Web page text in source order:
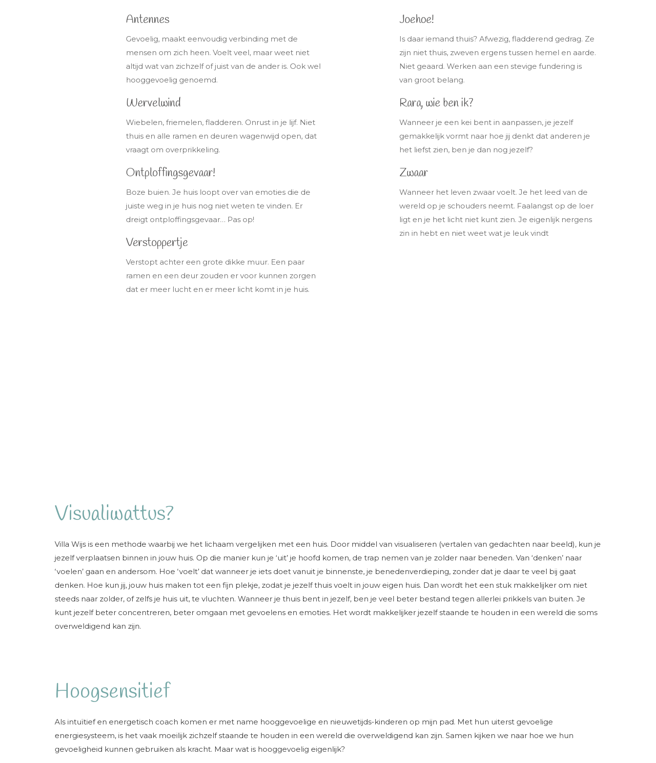
Antennes
Gevoelig, maakt eenvoudig verbinding met de
mensen om zich heen. Voelt veel, maar weet niet
altijd wat van zichzelf of juist van de ander is. Ook wel
hooggevoelig genoemd.
Wervelwind
Wiebelen, friemelen, fladderen. Onrust in je lijf. Niet
thuis en alle ramen en deuren wagenwijd open, dat
vraagt om overprikkeling.
Ontploffingsgevaar!
Boze buien. Je huis loopt over van emoties die de
juiste weg in je huis nog niet weten te vinden. Er
dreigt ontploffingsgevaar… Pas op!
Verstoppertje
Verstopt achter een grote dikke muur. Een paar
ramen en een deur zouden er voor kunnen zorgen
dat er meer lucht en er meer licht komt in je huis.
Joehoe!
Is daar iemand thuis? Afwezig, fladderend gedrag. Ze
zijn niet thuis, zweven ergens tussen hemel en aarde.
Niet geaard. Werken aan een stevige fundering is
van groot belang.
Rara, wie ben ik?
Wanneer je een kei bent in aanpassen, je jezelf
gemakkelijk vormt naar hoe jij denkt dat anderen je
het liefst zien, ben je dan nog jezelf?
Zwaar
Wanneer het leven zwaar voelt. Je het leed van de
wereld op je schouders neemt. Faalangst op de loer
ligt en je het licht niet kunt zien. Je eigenlijk nergens
zin in hebt en niet weet wat je leuk vindt
Visualiwattus?
Villa Wijs is een methode waarbij we het lichaam vergelijken met een huis. Door middel van visualiseren (vertalen van gedachten naar beeld), kun je
jezelf verplaatsen binnen in jouw huis. Op die manier kun je ‘uit’ je hoofd komen, de trap nemen van je zolder naar beneden. Van ‘denken’ naar
‘voelen’ gaan en andersom. Hoe ‘voelt’ dat wanneer je iets doet vanuit je binnenste, je benedenverdieping, zonder dat je daar te veel bij gaat
denken. Hoe kun jij, jouw huis maken tot een fijn plekje, zodat je jezelf thuis voelt in jouw eigen huis. Dan wordt het een stuk makkelijker om niet
steeds naar zolder, of zelfs je huis uit, te vluchten. Wanneer je thuis bent in jezelf, ben je veel beter bestand tegen allerlei prikkels van buiten. Je
kunt jezelf beter concentreren, beter omgaan met gevoelens en emoties. Het wordt makkelijker jezelf staande te houden in een wereld die soms
overweldigend kan zijn.
Hoogsensitief
Als intuïtief en energetisch coach komen er met name hooggevoelige en nieuwetijds-kinderen op mijn pad. Met hun uiterst gevoelige
energiesysteem, is het vaak moeilijk zichzelf staande te houden in een wereld die overweldigend kan zijn. Samen kijken we naar hoe we hun
gevoeligheid kunnen gebruiken als kracht. Maar wat is hooggevoelig eigenlijk?